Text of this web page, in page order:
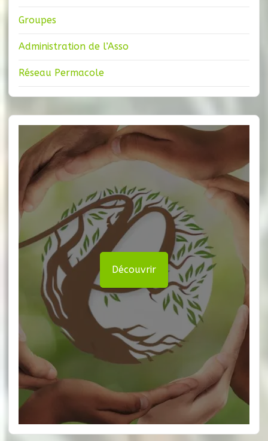
Groupes
Administration de l’Asso
Réseau Permacole
Découvrir